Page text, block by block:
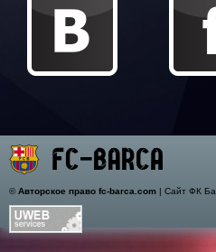
©Авторское право fc-barca.com| Сайт ФК